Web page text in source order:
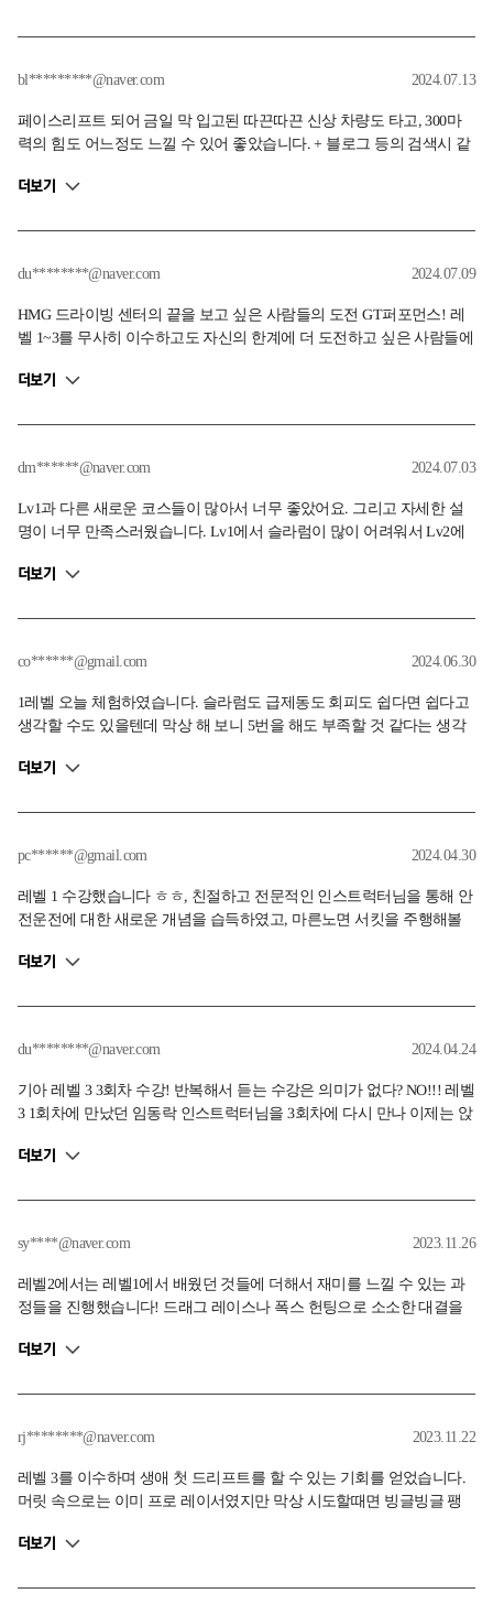
한게 아쉬웠습니다. 재미있었고 운전면허가 있으신분들은 꼭 한번 체
bl*********@naver.com 2024.07.13
페이스리프트 되어 금일 막 입고된 따끈따끈 신상 차량도 타고, 300마
력의 힘도 어느정도 느낄 수 있어 좋았습니다. + 블로그 등의 검색시 같
이 모두 나름의 실력들이 있으셔서 다목적 주행 코스에서의 수월한 진
뜨거운 아스팔트 위에서 가만히 있어도 힘든데 한 명 한 명의 자세 및
를 많이 해주신 김태희 인스트럭터님께 감사드립니다
더보기
du********@naver.com 2024.07.09
HMG 드라이빙 센터의 끝을 보고 싶은 사람들의 도전 GT퍼포먼스! 레
벨 1~3를 무사히 이수하고도 자신의 한계에 더 도전하고 싶은 사람들에
고 서킷만 돌린다니.. 더 성장하고 싶은 차쟁이에겐 꿈만 같은 시간이었
와 같은 차쟁이 분과의 우리만의 데이트는 행복을 넘어선 무언가였습
일 서킷을 타도 그건 똑같네요! '벌써 끝났어??'
더보기
dm******@naver.com 2024.07.03
Lv1과 다른 새로운 코스들이 많아서 너무 좋았어요. 그리고 자세한 설
명이 너무 만족스러웠습니다. Lv1에서 슬라럼이 많이 어려워서 Lv2에
려워하는 부분에서는 어떻게 해보면 된다라고 알려주며 자세하고 친절
서 긴장도 점점 풀고 했던거 같아요! ㅎㅎ 참여하는 날 비가 계속 내렸
답니다! 190분 너무 알차고 만족스러웠습니다!
더보기
co******@gmail.com 2024.06.30
1레벨 오늘 체험하였습니다. 슬라럼도 급제동도 회피도 쉽다면 쉽다고
생각할 수도 있을텐데 막상 해 보니 5번을 해도 부족할 것 같다는 생각
봐도 잘 모르겠던데 김태희교관님 멀리서 운전자 자세까지 매의 눈으
시간 반 쯤 한 것 같은데 감질나서 또 하고 싶네요
더보기
pc******@gmail.com 2024.04.30
레벨 1 수강했습니다 ㅎㅎ, 친절하고 전문적인 인스트럭터님을 통해 안
전운전에 대한 새로운 개념을 습득하였고, 마른노면 서킷을 주행해볼
MG 드라이빙 센터에 방문한 것이 아닐까 싶습니다. 다음에는 LV2부터
더보기
du********@naver.com 2024.04.24
기아 레벨 3 3회차 수강! 반복해서 듣는 수강은 의미가 없다? NO!!! 레벨
3 1회차에 만났던 임동락 인스트럭터님을 3회차에 다시 만나 이제는 앉
있게 배웠습니다. 처음 레벨 3 배울때는 많이 늘었음에도 어려웠지만,
서 너무나도 행복했습니다. 언제나 친절하시고 최선을 다하시는 임동
금 대단하게 느껴지는 행복한 순간이였습니다.
더보기
sy****@naver.com 2023.11.26
레벨2에서는 레벨1에서 배웠던 것들에 더해서 재미를 느낄 수 있는 과
정들을 진행했습니다! 드래그 레이스나 폭스 헌팅으로 소소한 대결을
들어왔습니다. 시간가는 줄 모르고 즐겼네요~ 곧 날씨도 굳어질텐데
찌 해야하는가에 대해 배웠던 것도 다행입니다. 작년엔 무서워서 눈오
득해서 내년엔 남매끼리 가봅니다. 내년에 만나요~
더보기
rj********@naver.com 2023.11.22
레벨 3를 이수하며 생애 첫 드리프트를 할 수 있는 기회를 얻었습니다.
머릿 속으로는 이미 프로 레이서였지만 막상 시도할때면 빙글빙글 팽
당하기는 무리이지만 한 번 더 레벨 3를 수강하며 제 것으로 만들고자
문에 세세하게 설명해주시고 안전히 마칠 수 있도록 고생하신 전난희
더보기